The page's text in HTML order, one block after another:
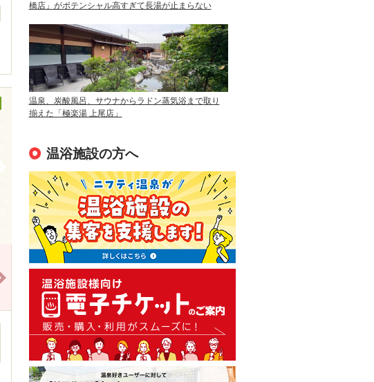
橋店」がポテンシャル高すぎて長湯が止まらない
温泉、炭酸風呂、サウナからラドン蒸気浴まで取り
揃えた「極楽湯 上尾店」
温浴施設の方へ
ニフティ温泉を使って手軽に